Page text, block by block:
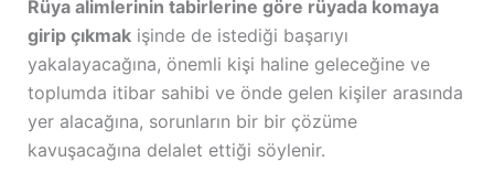
Rüya alimlerinin tabirlerine göre rüyada komaya
girip çıkmakişinde de istediği başarıyı
yakalayacağına, önemli kişi haline geleceğine ve
toplumda itibar sahibi ve önde gelen kişiler arasında
yer alacağına, sorunların bir bir çözüme
kavuşacağına delalet ettiği söylenir.